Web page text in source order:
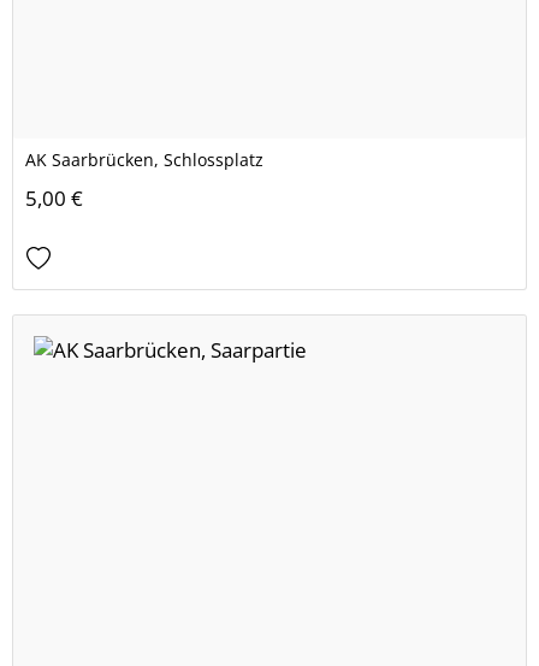
AK Saarbrücken, Schlossplatz
5,00 €